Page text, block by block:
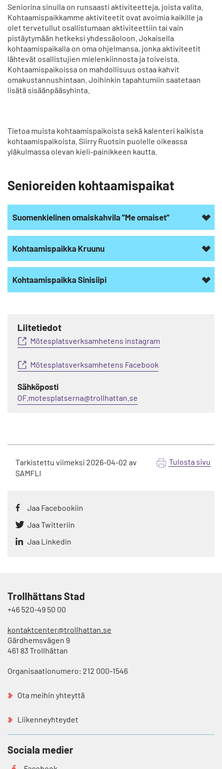
a
a
r
t
i
k
e
l
Seniorina sinulla on runsaasti aktiviteetteja, joista valita.
Kohtaamispaikkamme aktiviteetit ovat avoimia kaikille ja
olet tervetullut osallistumaan aktiviteettiin tai vain
pistäytymään hetkeksi yhdessäoloon. Jokaisella
kohtaamispaikalla on oma ohjelmansa, jonka aktiviteetit
lähtevät osallistujien mielenkiinnosta ja toiveista.
Kohtaamispaikoissa on mahdollisuus ostaa kahvit
omakustannushintaan. Joihinkin tapahtumiin saatetaan
lisätä sisäänpääsyhinta.
Tietoa muista kohtaamispaikoista sekä kalenteri kaikista
kohtaamispaikoista. Siirry Ruotsin puolelle oikeassa
yläkulmassa olevan kieli-painikkeen kautta.
Senioreiden kohtaamispaikat
Suomenkielinen omaiskahvila ”Me omaiset”
Kohtaamispaikka Kruunu
Kohtaamispaikka Sinisiipi
Liitetiedot
Mötesplatsverksamhetens instagram
Mötesplatsverksamhetens Facebook
Sähköposti
OF.motesplatserna@trollhattan.se
Tarkistettu viimeksi 2026-04-02 av
SAMFLI
Tulosta sivu
Jaa Facebookiin
Jaa Twitteriin
Jaa Linkedin
Trollhättans Stad
+46 520-49 50 00
kontaktcenter@trollhattan.se
Gärdhemsvägen 9
461 83 Trollhättan
Organisaationumero: 212 000-1546
Ota meihin yhteyttä
Liikenneyhteydet
Sociala medier